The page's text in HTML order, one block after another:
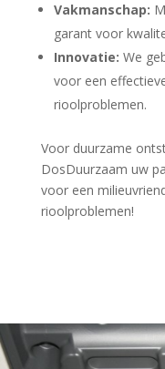
Vakmanschap:
garant voor
Innovatie: We
voor een
rioolproblemen.
Voor duurzame
DosDuurzaam uw
voor een
rioolproblemen!